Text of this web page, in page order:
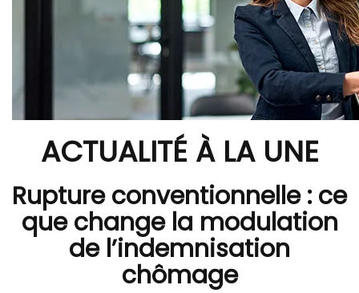
ACTUALITÉ À LA UNE
Rupture conventionnelle : ce
que change la modulation
de l’indemnisation
chômage